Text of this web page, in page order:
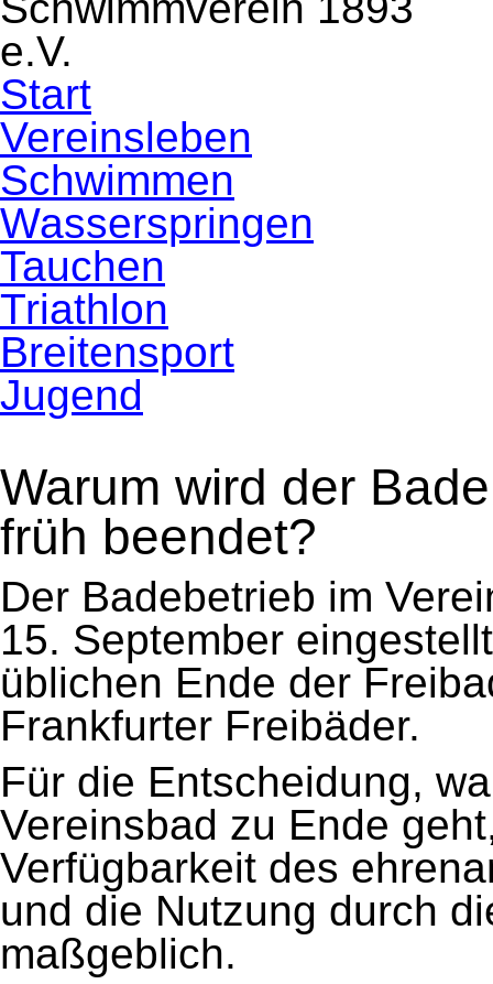
Navigation
überspringen
Start
Vereinsleben
Schwimmen
Wasserspringen
Tauchen
Triathlon
Breitensport
Jugend
Warum wird der
früh beendet?
Der Badebetrieb im
15. September
üblichen Ende der
Frankfurter Freibäder.
Für die Entscheidung,
Vereinsbad zu Ende
Verfügbarkeit des
und die Nutzung durch
maßgeblich.